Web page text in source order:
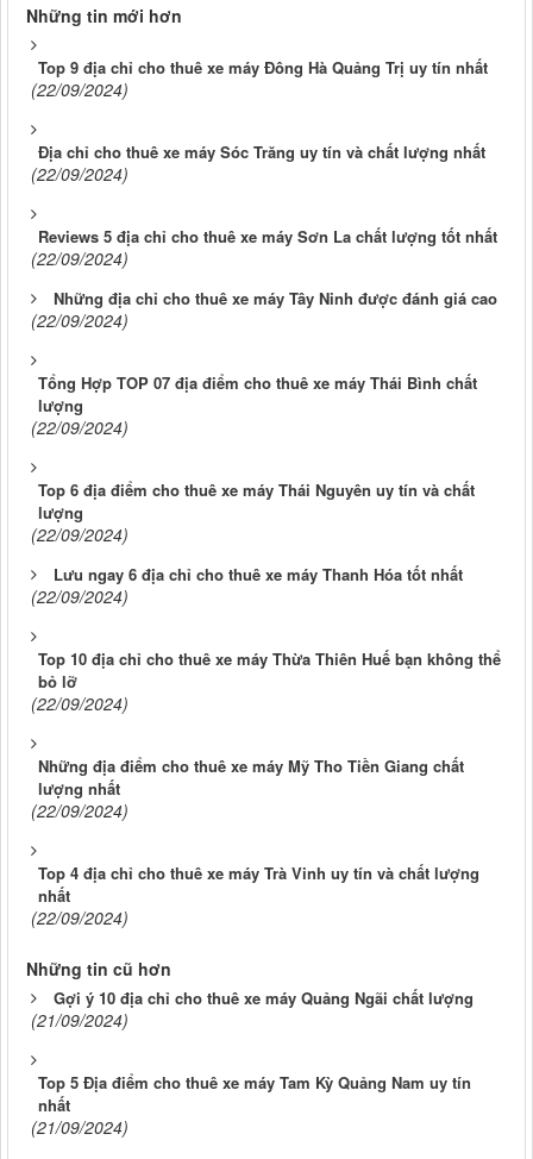
Những tin mới hơn
Top 9 địa chỉ cho thuê xe máy Đông Hà Quảng Trị uy tín nhất
(22/09/2024)
Địa chỉ cho thuê xe máy Sóc Trăng uy tín và chất lượng nhất
(22/09/2024)
Reviews 5 địa chỉ cho thuê xe máy Sơn La chất lượng tốt nhất
(22/09/2024)
Những địa chỉ cho thuê xe máy Tây Ninh được đánh giá cao
(22/09/2024)
Tổng Hợp TOP 07 địa điểm cho thuê xe máy Thái Bình chất
lượng
(22/09/2024)
Top 6 địa điểm cho thuê xe máy Thái Nguyên uy tín và chất
lượng
(22/09/2024)
Lưu ngay 6 địa chỉ cho thuê xe máy Thanh Hóa tốt nhất
(22/09/2024)
Top 10 địa chỉ cho thuê xe máy Thừa Thiên Huế bạn không thể
bỏ lỡ
(22/09/2024)
Những địa điểm cho thuê xe máy Mỹ Tho Tiền Giang chất
lượng nhất
(22/09/2024)
Top 4 địa chỉ cho thuê xe máy Trà Vinh uy tín và chất lượng
nhất
(22/09/2024)
Những tin cũ hơn
Gợi ý 10 địa chỉ cho thuê xe máy Quảng Ngãi chất lượng
(21/09/2024)
Top 5 Địa điểm cho thuê xe máy Tam Kỳ Quảng Nam uy tín
nhất
(21/09/2024)